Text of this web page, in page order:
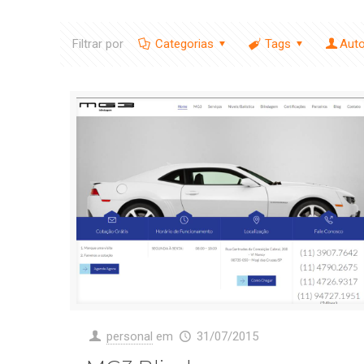
Filtrar por Categorias Tags
personal em 31/07/2015